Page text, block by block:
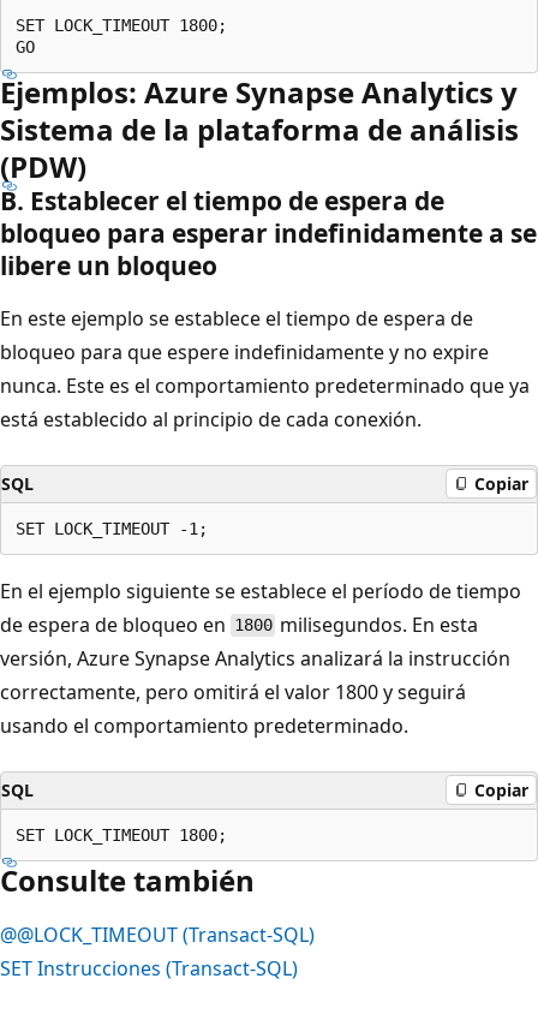
SET LOCK_TIMEOUT 1800;
Ejemplos: Azure Synapse Analytics y
Sistema de la plataforma de análisis
(PDW)
B. Establecer el tiempo de espera de
bloqueo para esperar indefinidamente a se
libere un bloqueo
En este ejemplo se establece el tiempo de espera de
bloqueo para que espere indefinidamente y no expire
nunca. Este es el comportamiento predeterminado que ya
está establecido al principio de cada conexión.
SQL Copiar
En el ejemplo siguiente se establece el período de tiempo
de espera de bloqueo en 1800 milisegundos. En esta
versión, Azure Synapse Analytics analizará la instrucción
correctamente, pero omitirá el valor 1800 y seguirá
usando el comportamiento predeterminado.
SQL Copiar
Consulte también
@@LOCK_TIMEOUT (Transact-SQL)
SET Instrucciones (Transact-SQL)